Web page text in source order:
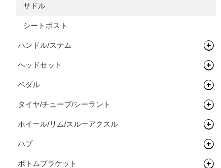
サドル
シートポスト
ハンドル/ステム
ドロップバー
フラットバー
ステム
ライザーバー
TTバー（エクステンションバー）
ヘッドセット
ヘッドセット
関連パーツ
ペダル
フラットペダル
ビンディングペダル
タイヤ/チューブ/シーラント
ロードタイヤ（クリンチャー）
ロードタイヤ（チューブレス/レディ）
ロードタイヤ（チューブラー）
ホイール/リム/スルーアクスル
完組ホイール
リム
ハブ
フロントハブ
ボトムブラケット